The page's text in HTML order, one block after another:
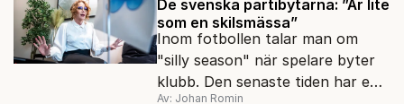
Tidösidan.
De svenska partibytarna: ”Är lite
som en skilsmässa”
Inom fotbollen talar man om
"silly season" när spelare byter
klubb. Den senaste tiden har en
Av: Johan Romin